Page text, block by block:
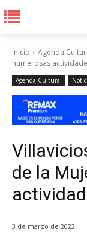
Inicio Agenda
numerosas
Agenda Cultural
de la
3 de marzo de 2022